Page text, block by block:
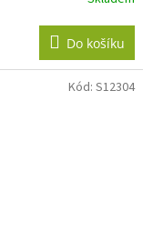
Do košíku
Kód: S12304